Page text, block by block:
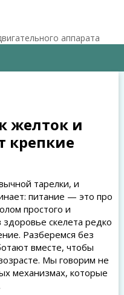
аппарата
желток и
крепкие
тарелки, и
питание — это про
простого и
скелета редко
Разберемся без
вместе, чтобы
Мы говорим не
механизмах, которые